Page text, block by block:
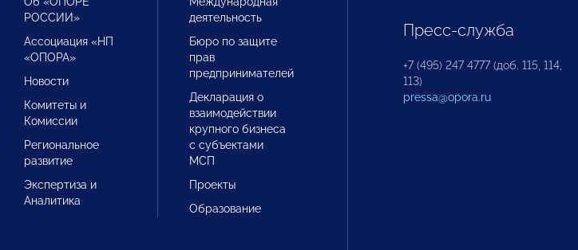
РОССИИ»
Ассоциация «НП
«ОПОРА»
Новости
Комитеты и
Комиссии
Региональное
развитие
Экспертиза и
Аналитика
деятельность
Бюро по защите
прав
предпринимателей
Декларация о
взаимодействии
крупного бизнеса
с субъектами
МСП
Проекты
Образование
Пресс-служба
+7 (495) 247 4777 (доб. 115, 114,
113)
pressa@opora.ru